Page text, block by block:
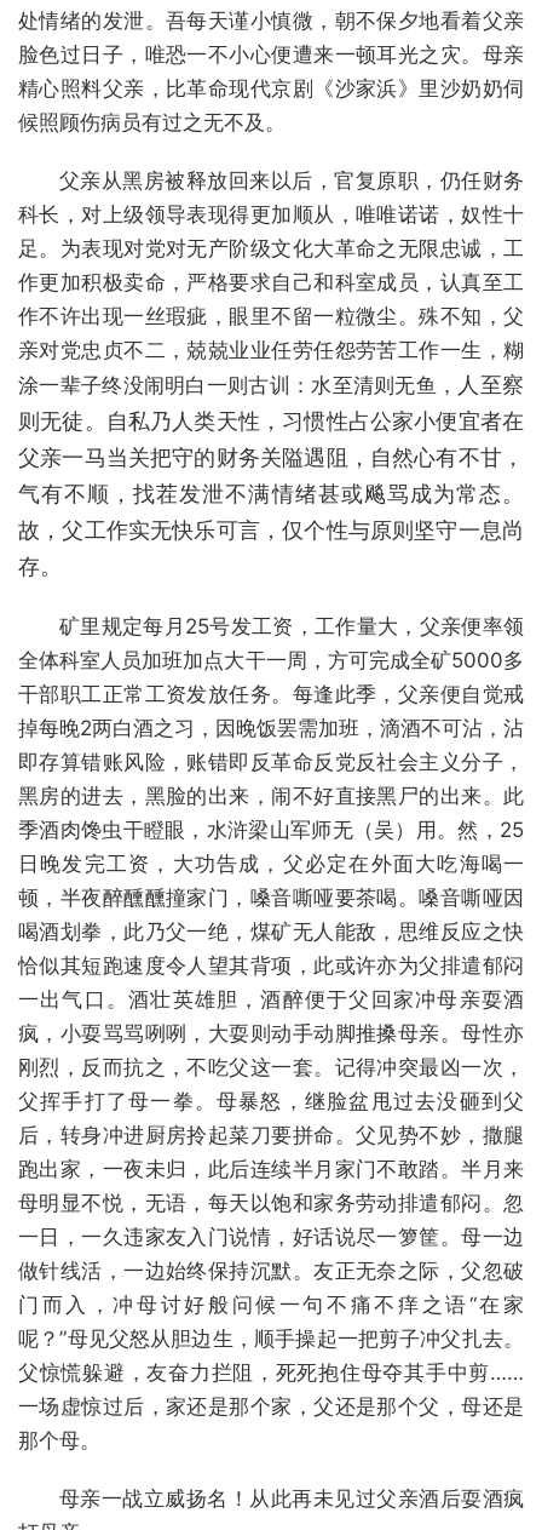
处情绪的发泄。吾每天谨小慎微，朝不保夕地看着父亲
脸色过日子，唯恐一不小心便遭来一顿耳光之灾。母亲
精心照料父亲，比革命现代京剧《沙家浜》里沙奶奶伺
候照顾伤病员有过之无不及。
父亲从黑房被释放回来以后，官复原职，仍任财务
科长，对上级领导表现得更加顺从，唯唯诺诺，奴性十
足。为表现对党对无产阶级文化大革命之无限忠诚，工
作更加积极卖命，严格要求自己和科室成员，认真至工
作不许出现一丝瑕疵，眼里不留一粒微尘。殊不知，父
亲对党忠贞不二，兢兢业业任劳任怨劳苦工作一生，糊
涂一辈子终没闹明白一则古训：水至清则无鱼， 人至察
则无徒。自私乃人类天性，习惯性占公家小便宜者在
父亲一马当关把守的财务关隘遇阻，自然心有不甘，
气有不顺，找茬发泄不满情绪甚或飚骂成为常态。
故，父工作实无快乐可言，仅个性与原则坚守一息尚
存。
矿里规定每月25号发工资，工作量大，父亲便率领
全体科室人员加班加点大干一周，方可完成全矿5000多
干部职工正常工资发放任务。每逢此季，父亲便自觉戒
掉每晚2两白酒之习，因晚饭罢需加班，滴酒不可沾，沾
即存算错账风险，账错即反革命反党反社会主义分子，
黑房的进去，黑脸的出来，闹不好直接黑尸的出来。此
季酒肉馋虫干瞪眼，水浒梁山军师无（吴）用。然，25
日晚发完工资，大功告成，父必定在外面大吃海喝一
顿，半夜醉醺醺撞家门，嗓音嘶哑要茶喝。嗓音嘶哑因
喝酒划拳，此乃父一绝，煤矿无人能敌，思维反应之快
恰似其短跑速度令人望其背项，此或许亦为父排遣郁闷
一出气口。酒壮英雄胆，酒醉便于父回家冲母亲耍酒
疯，小耍骂骂咧咧，大耍则动手动脚推搡母亲。母性亦
刚烈，反而抗之，不吃父这一套。记得冲突最凶一次，
父挥手打了母一拳。母暴怒，继脸盆甩过去没砸到父
后，转身冲进厨房拎起菜刀要拼命。父见势不妙，撒腿
跑出家，一夜未归，此后连续半月家门不敢踏。半月来
母明显不悦，无语，每天以饱和家务劳动排遣郁闷。忽
一日，一久违家友入门说情，好话说尽一箩筐。母一边
做针线活，一边始终保持沉默。友正无奈之际，父忽破
门而入，冲母讨好般问候一句不痛不痒之语“在家
呢？”母见父怒从胆边生，顺手操起一把剪子冲父扎去。
父惊慌躲避，友奋力拦阻，死死抱住母夺其手中剪……
一场虚惊过后，家还是那个家，父还是那个父，母还是
那个母。
母亲一战立威扬名！从此再未见过父亲酒后耍酒疯